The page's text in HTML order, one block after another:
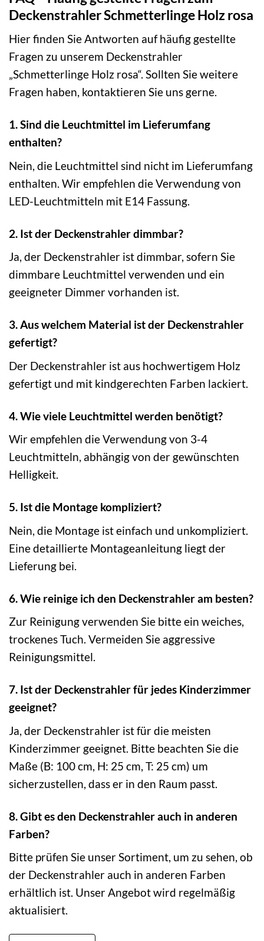
Deckenstrahler Schmetterlinge Holz rosa
Hier finden Sie Antworten auf häufig gestellte
Fragen zu unserem Deckenstrahler
„Schmetterlinge Holz rosa“. Sollten Sie weitere
Fragen haben, kontaktieren Sie uns gerne.
1. Sind die Leuchtmittel im Lieferumfang
enthalten?
Nein, die Leuchtmittel sind nicht im Lieferumfang
enthalten. Wir empfehlen die Verwendung von
LED-Leuchtmitteln mit E14 Fassung.
2. Ist der Deckenstrahler dimmbar?
Ja, der Deckenstrahler ist dimmbar, sofern Sie
dimmbare Leuchtmittel verwenden und ein
geeigneter Dimmer vorhanden ist.
3. Aus welchem Material ist der Deckenstrahler
gefertigt?
Der Deckenstrahler ist aus hochwertigem Holz
gefertigt und mit kindgerechten Farben lackiert.
4. Wie viele Leuchtmittel werden benötigt?
Wir empfehlen die Verwendung von 3-4
Leuchtmitteln, abhängig von der gewünschten
Helligkeit.
5. Ist die Montage kompliziert?
Nein, die Montage ist einfach und unkompliziert.
Eine detaillierte Montageanleitung liegt der
Lieferung bei.
6. Wie reinige ich den Deckenstrahler am besten?
Zur Reinigung verwenden Sie bitte ein weiches,
trockenes Tuch. Vermeiden Sie aggressive
Reinigungsmittel.
7. Ist der Deckenstrahler für jedes Kinderzimmer
geeignet?
Ja, der Deckenstrahler ist für die meisten
Kinderzimmer geeignet. Bitte beachten Sie die
Maße (B: 100 cm, H: 25 cm, T: 25 cm) um
sicherzustellen, dass er in den Raum passt.
8. Gibt es den Deckenstrahler auch in anderen
Farben?
Bitte prüfen Sie unser Sortiment, um zu sehen, ob
der Deckenstrahler auch in anderen Farben
erhältlich ist. Unser Angebot wird regelmäßig
aktualisiert.